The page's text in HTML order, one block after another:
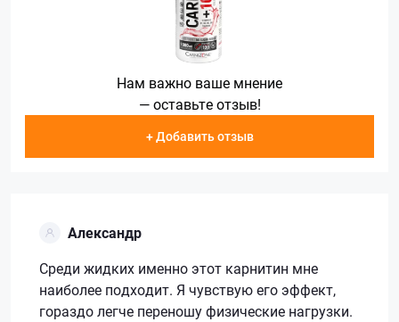
Нам важно ваше мнение
— оставьте отзыв!
+ Добавить отзыв
Александр
Среди жидких именно этот карнитин мне
наиболее подходит. Я чувствую его эффект,
гораздо легче переношу физические нагрузки.